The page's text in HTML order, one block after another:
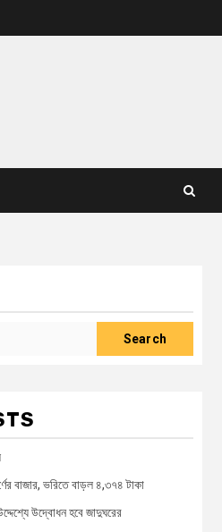
Search
বাজার, ভরিতে বাড়ল ৪,৩৭৪ টাকা
উদ্বোধন হবে জাদুঘরের